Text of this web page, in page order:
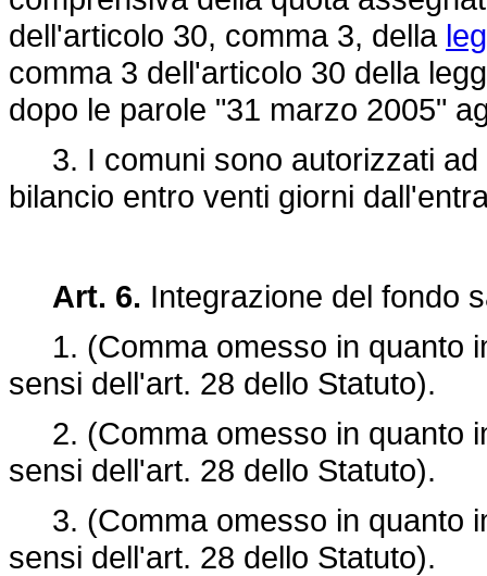
dell'articolo 30, comma 3, della
comma 3 dell'articolo 30 della
dopo le parole "31 marzo 2005"
3. I comuni sono autorizzati ad
bilancio entro venti giorni
Art. 6. Integrazione del fondo
1. (Comma omesso in quanto
sensi dell'art. 28 dello Statuto).
2. (Comma omesso in quanto
sensi dell'art. 28 dello Statuto).
3. (Comma omesso in quanto
sensi dell'art. 28 dello Statuto).